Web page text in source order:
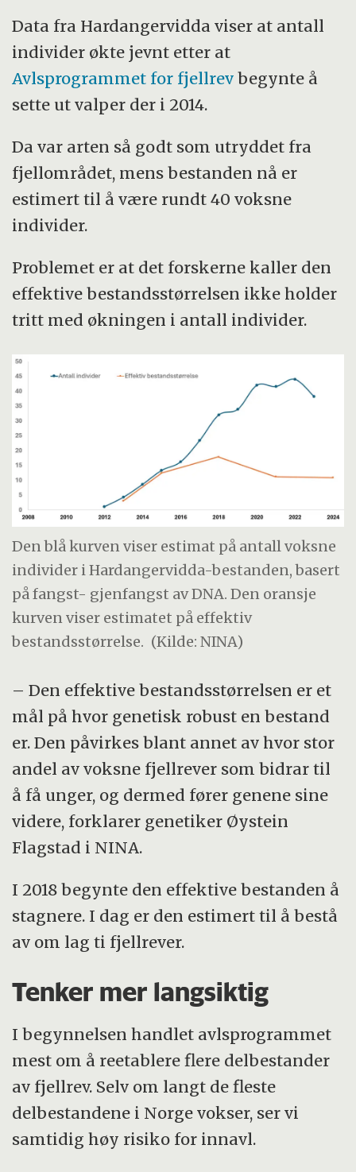
Data fra Hardangervidda viser at antall
individer økte jevnt etter at
Avlsprogrammet for fjellrev begynte å
sette ut valper der i 2014.
Da var arten så godt som utryddet fra
fjellområdet, mens bestanden nå er
estimert til å være rundt 40 voksne
individer.
Problemet er at det forskerne kaller den
effektive bestandsstørrelsen ikke holder
tritt med økningen i antall individer.
Den blå kurven viser estimat på antall voksne
individer i Hardangervidda-bestanden, basert
på fangst- gjenfangst av DNA. Den oransje
kurven viser estimatet på effektiv
bestandsstørrelse. (Kilde: NINA)
– Den effektive bestandsstørrelsen er et
mål på hvor genetisk robust en bestand
er. Den påvirkes blant annet av hvor stor
andel av voksne fjellrever som bidrar til
å få unger, og dermed fører genene sine
videre, forklarer genetiker Øystein
Flagstad i NINA.
I 2018 begynte den effektive bestanden å
stagnere. I dag er den estimert til å bestå
av om lag ti fjellrever.
Tenker mer langsiktig
I begynnelsen handlet avlsprogrammet
mest om å reetablere flere delbestander
av fjellrev. Selv om langt de fleste
delbestandene i Norge vokser, ser vi
samtidig høy risiko for innavl.